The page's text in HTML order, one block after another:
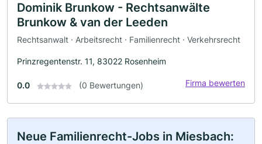
Dominik Brunkow - Rechtsanwälte
Brunkow & van der Leeden
Rechtsanwalt · Arbeitsrecht · Familienrecht · Verkehrsrecht
Prinzregentenstr. 11, 83022 Rosenheim
0.0 (0 Bewertungen) Firma bewerten
Neue Familienrecht-Jobs in Miesbach: